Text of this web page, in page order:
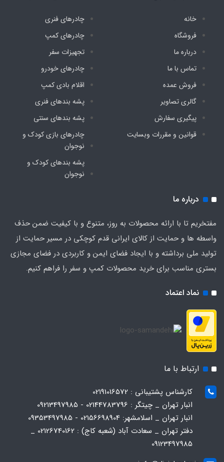
دارد
تعداد درب ورودی
دو درب بزرگ مجهز به توری
صنعتی گان دوزی شده
۳ فنره قایقی آسان تاشو با روکش پلاستیکی و نوار
نماد اعتماد
خانه
فروشگاه
درباره ما
تماس با ما
فروش عمده
گالری تصاویر
پیگیری سفارش
قوانین و مقررات وبسایت
چادرهای فنری
چادرهای کمپ
تجهیزات سفر
چادرهای خودرو
اقلام بادی کمپ
پشه‌ بندهای فنری
پشه‌ بندهای سنتی
چادرهای بازی کودک و
نوجوان
پشه‌ بندهای کودک و
نوجوان
درباره ما
مفتخریم تا با ارائه محصولات به روز، متنوع و با کیفیت ضمن حذف
واسطه ها و حمایت از کالای ایرانی قدم کوچکی در مسیر حمایت از
تولید ملی برداشته و با ایجاد فضای ایمن و کاربردی در فضای مجازی
بستری مناسب برای خرید محصولات کمپ و سفر را فراهم کنیم.
ارتباط با ما
کارشناس پشتیبانی : 02191016572
انبار تهران _ چیتگر : 02144783796 - 09213497985
انبار تهران _ اسلامشهر: 02156698904 - 09353497985
دفتر تهران _ سعادت آباد (شعبه کاج) : 02126740162 _
09123497985